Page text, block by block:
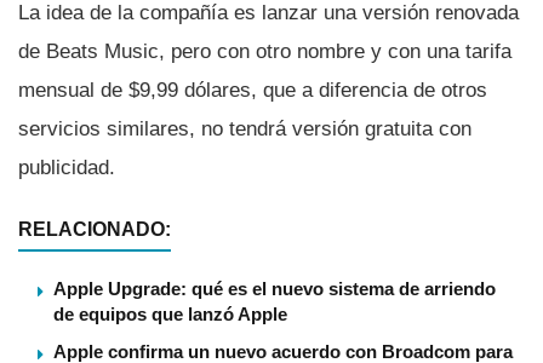
La idea de la compañí­a es lanzar una versión renovada
de Beats Music, pero con otro nombre y con una tarifa
mensual de $9,99 dólares, que a diferencia de otros
servicios similares, no tendrá versión gratuita con
publicidad.
RELACIONADO:
Apple Upgrade: qué es el nuevo sistema de arriendo
de equipos que lanzó Apple
Apple confirma un nuevo acuerdo con Broadcom para